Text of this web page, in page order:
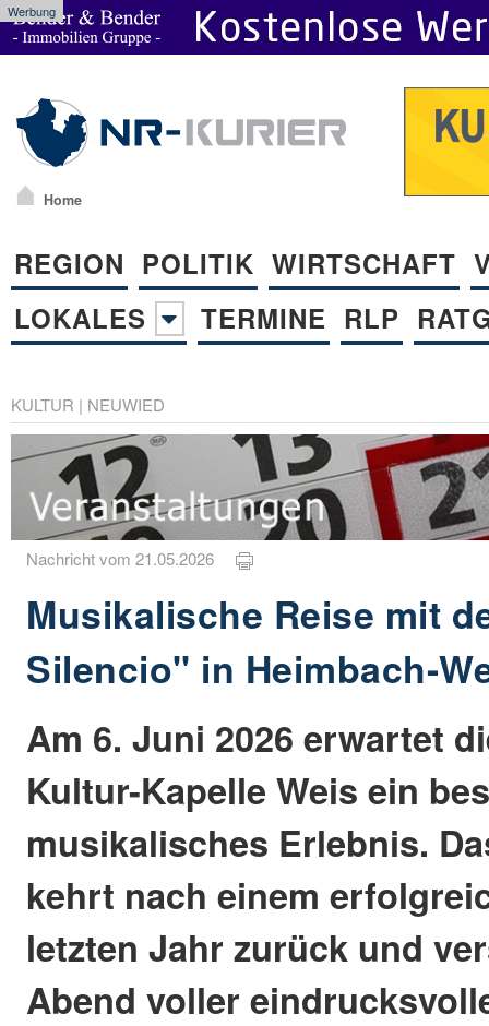
Werbung
Home
REGION POLITIK WIRTSCHAFT
LOKALES
TERMINE RLP
KULTUR | NEUWIED
Nachricht vom 21.05.2026
Musikalische Reise mit
Silencio" in Heimbach-
Am 6. Juni 2026 erwartet
Kultur-Kapelle Weis ein
musikalisches Erlebnis.
kehrt nach einem
letzten Jahr zurück und
Abend voller